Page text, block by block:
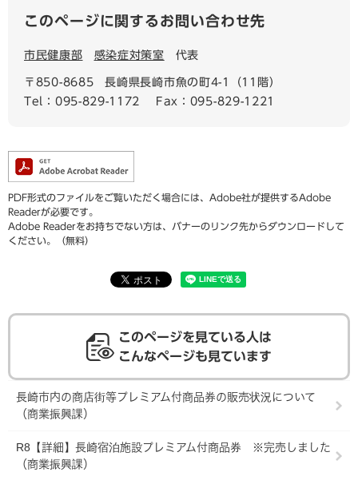
このページに関するお問い合わせ先
市民健康部 感染症対策室 代表
〒850-8685
長崎県長崎市魚の町4-1（11階）
Tel：095-829-1172
Fax：095-829-1221
PDF形式のファイルをご覧いただく場合には、Adobe社が提供するAdobe
Readerが必要です。
Adobe Readerをお持ちでない方は、バナーのリンク先からダウンロードして
ください。（無料）
このページを見ている人は
こんなページも見ています
長崎市内の商店街等プレミアム付商品券の販売状況について
（商業振興課）
R8【詳細】長崎宿泊施設プレミアム付商品券 ※完売しました
（商業振興課）